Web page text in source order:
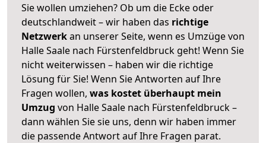
Sie wollen umziehen? Ob um die Ecke oder
deutschlandweit – wir haben das richtige
Netzwerkan unserer Seite, wenn es Umzüge von
Halle Saale nach Fürstenfeldbruck geht! Wenn Sie
nicht weiterwissen – haben wir die richtige
Lösung für Sie! Wenn Sie Antworten auf Ihre
Fragen wollen, was kostet überhaupt mein
Umzug von Halle Saale nach Fürstenfeldbruck –
dann wählen Sie sie uns, denn wir haben immer
die passende Antwort auf Ihre Fragen parat.